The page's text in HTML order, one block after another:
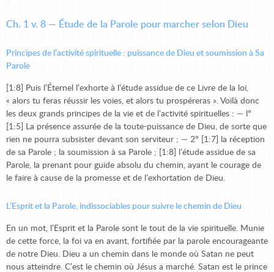
Ch. 1 v. 8 — Étude de la Parole pour marcher selon Dieu
Principes de l’activité spirituelle : puissance de Dieu et soumission à Sa
Parole
[1:8] Puis l’Éternel l’exhorte à l’étude assidue de ce Livre de la loi,
« alors tu feras réussir les voies, et alors tu prospéreras ». Voilà donc
les deux grands principes de la vie et de l’activité spirituelles : — l°
[1:5] La présence assurée de la toute-puissance de Dieu, de sorte que
rien ne pourra subsister devant son serviteur ; — 2° [1:7] la réception
de sa Parole ; la soumission à sa Parole ; [1:8] l’étude assidue de sa
Parole, la prenant pour guide absolu du chemin, ayant le courage de
le faire à cause de la promesse et de l’exhortation de Dieu.
L’Esprit et la Parole, indissociables pour suivre le chemin de Dieu
En un mot, l’Esprit et la Parole sont le tout de la vie spirituelle. Munie
de cette force, la foi va en avant, fortifiée par la parole encourageante
de notre Dieu. Dieu a un chemin dans le monde où Satan ne peut
nous atteindre. C’est le chemin où Jésus a marché. Satan est le prince